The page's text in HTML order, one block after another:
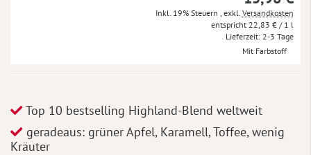
Inkl. 19% Steuern exkl. Versandkosten
22,83 € / 1 l
Lieferzeit 2-3 Tage
Mit Farbstoff
Top 10 bestselling Highland-Blend weltweit
geradeaus: grüner Apfel, Karamell, Toffee, wenig
Kräuter